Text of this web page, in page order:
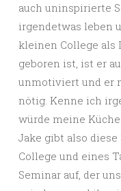
auch uninspirierte
irgendetwas leben
kleinen College als
geboren ist, ist er
unmotiviert und er
nötig. Kenne ich
würde meine Küche
Jake gibt also
College und eines
Seminar auf, der